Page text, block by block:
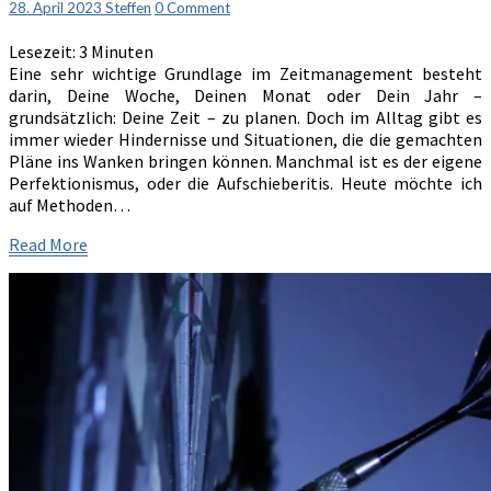
28. April 2023 Steffen Comments
0 Comment
Lesezeit: 3 Minuten
Eine sehr wichtige Grundlage im Zeitmanagement besteht
darin, Deine Woche, Deinen Monat oder Dein Jahr –
grundsätzlich: Deine Zeit – zu planen. Doch im Alltag gibt es
immer wieder Hindernisse und Situationen, die die gemachten
Pläne ins Wanken bringen können. Manchmal ist es der eigene
Perfektionismus, oder die Aufschieberitis. Heute möchte ich
auf Methoden…
Read More